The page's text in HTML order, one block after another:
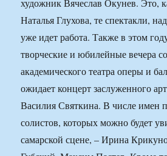
художник Вячеслав Окунев. Это,
Наталья Глухова, те спектакли,
уже идет работа. Также в этом
творческие и юбилейные вечера
академического театра оперы и
ожидает концерт заслуженного
Василия Святкина. В числе имен
солистов, которых можно будет
самарской сцене, – Ирина